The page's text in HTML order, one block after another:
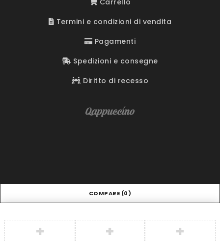
Carrello
Termini e condizioni di vendita
Pagamenti
Spedizioni e consegne
Diritto di recesso
COMPARE (0)